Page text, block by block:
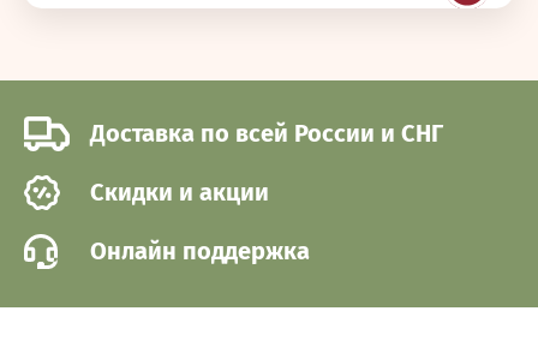
Доставка по всей России и СНГ
Cкидки и акции
Онлайн поддержка